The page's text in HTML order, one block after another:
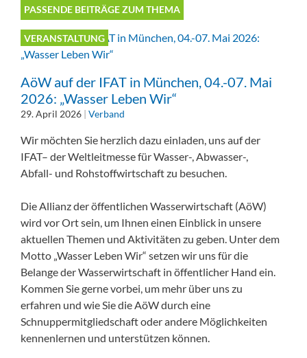
PASSENDE BEITRÄGE ZUM THEMA
VERANSTALTUNG
AöW auf der IFAT in München, 04.-07. Mai
2026: „Wasser Leben Wir“
29. April 2026 | Verband
Wir möchten Sie herzlich dazu einladen, uns auf der
IFAT– der Weltleitmesse für Wasser-, Abwasser-,
Abfall- und Rohstoffwirtschaft zu besuchen.
Die Allianz der öffentlichen Wasserwirtschaft (AöW)
wird vor Ort sein, um Ihnen einen Einblick in unsere
aktuellen Themen und Aktivitäten zu geben. Unter dem
Motto „Wasser Leben Wir“ setzen wir uns für die
Belange der Wasserwirtschaft in öffentlicher Hand ein.
Kommen Sie gerne vorbei, um mehr über uns zu
erfahren und wie Sie die AöW durch eine
Schnuppermitgliedschaft oder andere Möglichkeiten
kennenlernen und unterstützen können.